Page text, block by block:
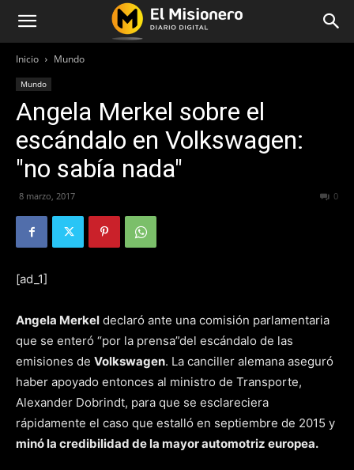
Inicio Mundo
Mundo
Angela Merkel sobre el
escándalo en Volkswagen:
"no sabía nada"
8 marzo, 2017 0
[ad_1]
Angela Merkel declaró ante una comisión parlamentaria
que se enteró “por la prensa”del escándalo de las
emisiones de Volkswagen. La canciller alemana aseguró
haber apoyado entonces al ministro de Transporte,
Alexander Dobrindt, para que se esclareciera
rápidamente el caso que estalló en septiembre de 2015 y
minó la credibilidad de la mayor automotriz europea.